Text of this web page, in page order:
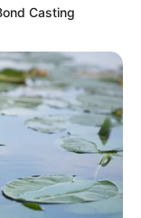
Casting